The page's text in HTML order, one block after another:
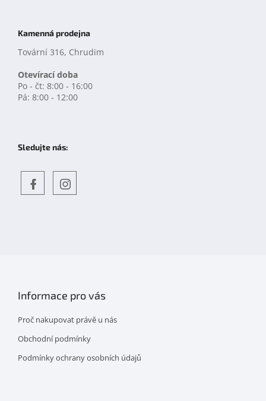
Kamenná prodejna
Tovární 316, Chrudim
Otevírací doba
Po - čt: 8:00 - 16:00
Pá: 8:00 - 12:00
Sledujte nás:
Informace pro vás
Proč nakupovat právě u nás
Obchodní podmínky
Podmínky ochrany osobních údajů